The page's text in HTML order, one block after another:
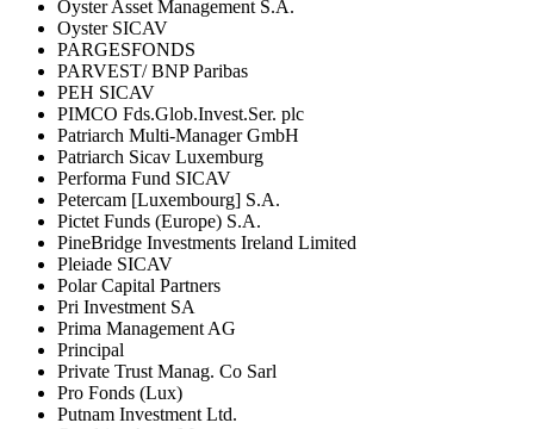
Oyster Asset Management S.A.
Oyster SICAV
PARGESFONDS
PARVEST/ BNP Paribas
PEH SICAV
PIMCO Fds.Glob.Invest.Ser. plc
Patriarch Multi-Manager GmbH
Patriarch Sicav Luxemburg
Performa Fund SICAV
Petercam [Luxembourg] S.A.
Pictet Funds (Europe) S.A.
PineBridge Investments Ireland Limited
Pleiade SICAV
Polar Capital Partners
Pri Investment SA
Prima Management AG
Principal
Private Trust Manag. Co Sarl
Pro Fonds (Lux)
Putnam Investment Ltd.